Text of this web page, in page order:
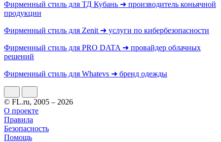
Фирменный стиль для ТД Кубань ➜ производитель коньячной
продукции
Фирменный стиль для Zenit ➜ услуги по кибербезопасности
Фирменный стиль для PRO DATA ➜ провайдер облачных
решений
Фирменный стиль для Whatevs ➜ бренд одежды
© FL.ru, 2005 – 2026
О проекте
Правила
Безопасность
Помощь